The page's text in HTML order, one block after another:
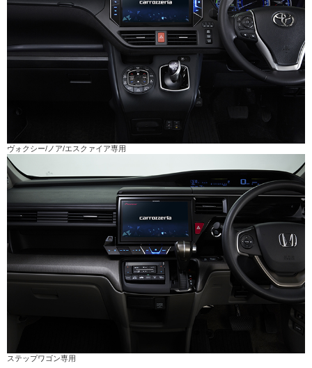
ヴォクシー/ノア/エスクァイア専用
ステップワゴン専用